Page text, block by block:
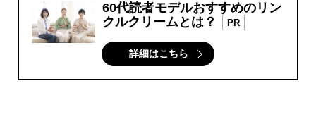
60代読者モデルおすすめのリン
クルクリームとは？
PR
詳細はこちら